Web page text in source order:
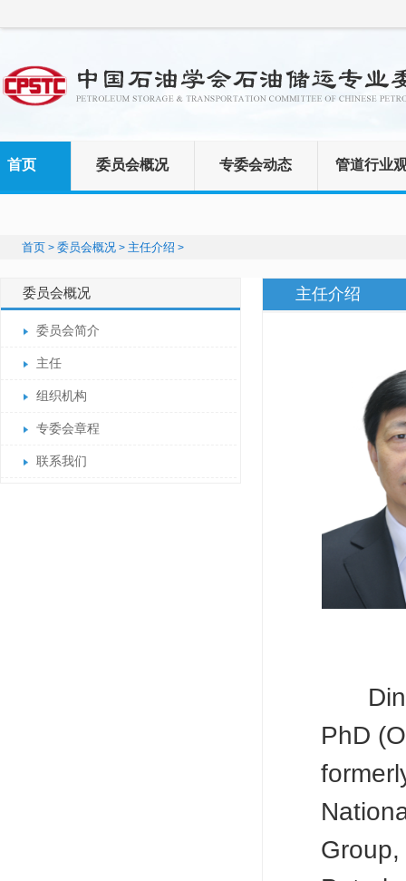
首页 委员会概况 专委会动态 管道行业
首页 > 委员会概况 > 主任介绍 >
委员会概况
委员会简介
主任
组织机构
专委会章程
联系我们
主任介绍
PhD